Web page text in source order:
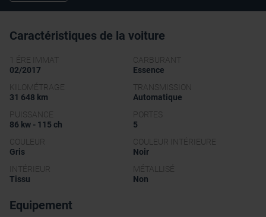
Caractéristiques de la voiture
1 ÉRE IMMAT
02/2017
CARBURANT
Essence
KILOMÉTRAGE
31 648 km
TRANSMISSION
Automatique
PUISSANCE
86 kw - 115 ch
PORTES
5
COULEUR
Gris
COULEUR INTÉRIEURE
Noir
INTÉRIEUR
Tissu
MÉTALLISÉ
Non
Equipement